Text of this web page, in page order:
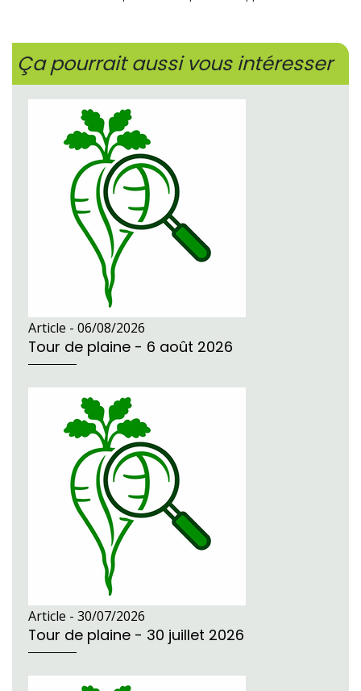
Ça pourrait aussi vous intéresser
Article - 06/08/2026
Tour de plaine - 6 août 2026
Article - 30/07/2026
Tour de plaine - 30 juillet 2026